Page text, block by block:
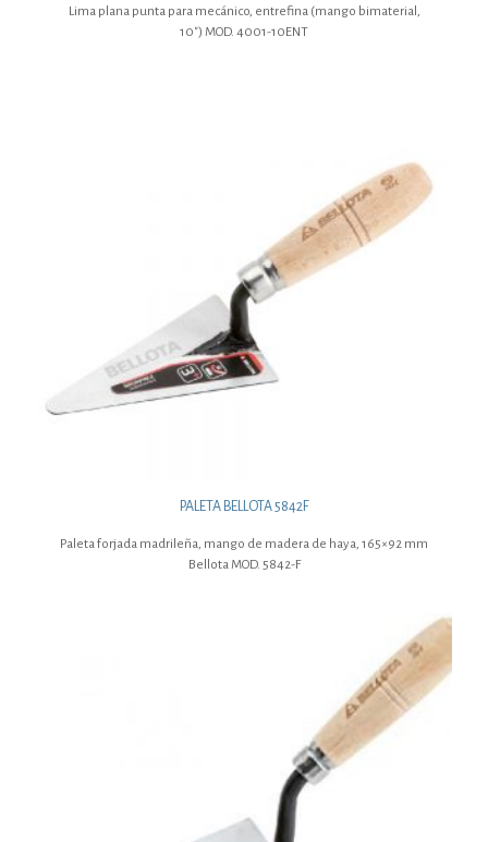
Lima plana punta para mecánico, entrefina (mango bimaterial,
10″) MOD. 4001-10ENT
PALETA BELLOTA 5842F
Paleta forjada madrileña, mango de madera de haya, 165×92 mm
Bellota MOD. 5842-F